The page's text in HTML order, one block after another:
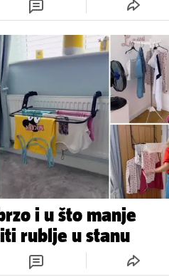
i u što manje
rublje u stanu